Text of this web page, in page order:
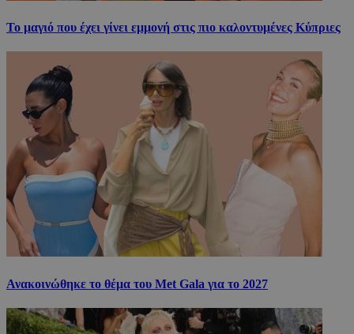
Το μαγιό που έχει γίνει εμμονή στις πιο καλοντυμένες Κύπριες
Ανακοινώθηκε το θέμα του Met Gala για το 2027